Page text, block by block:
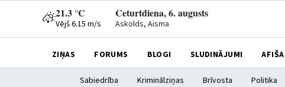
21.3 °C
Vējš 6.15 m/s
Ceturtdiena, 6. augusts
Askolds, Aisma
ZIŅAS FORUMS BLOGI SLUDINĀJUMI AFIŠA
Sabiedrība Kriminālziņas Brīvosta Politika